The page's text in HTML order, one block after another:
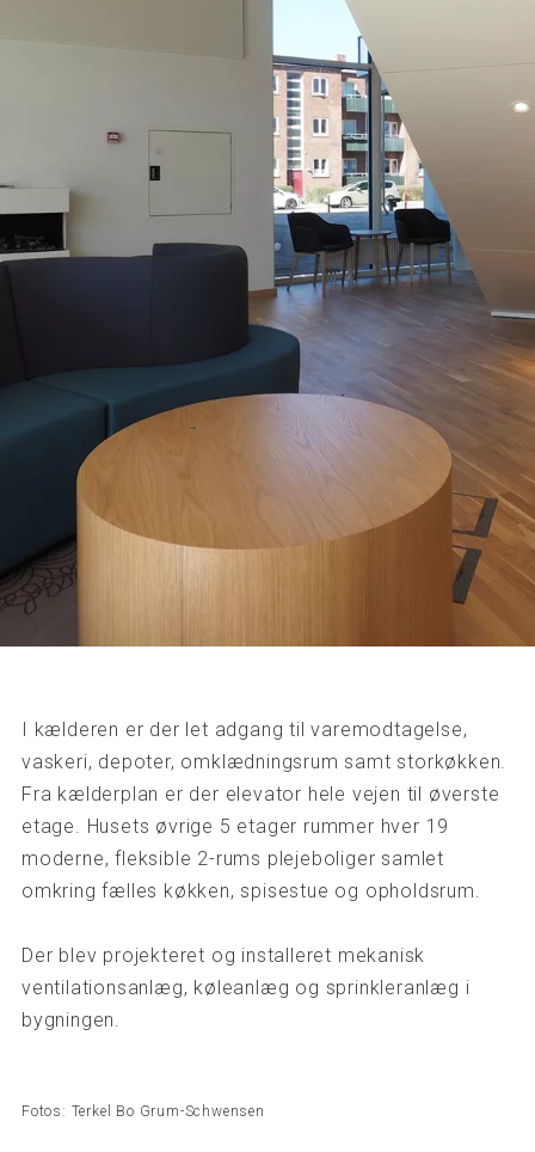
I kælderen er der let adgang til varemodtagelse,
vaskeri, depoter, omklædningsrum samt storkøkken.
Fra kælderplan er der elevator hele vejen til øverste
etage. Husets øvrige 5 etager rummer hver 19
moderne, fleksible 2-rums plejeboliger samlet
omkring fælles køkken, spisestue og opholdsrum.
Der blev projekteret og installeret mekanisk
ventilationsanlæg, køleanlæg og sprinkleranlæg i
bygningen.
Fotos: Terkel Bo Grum-Schwensen